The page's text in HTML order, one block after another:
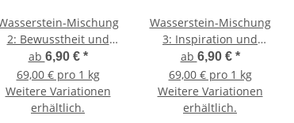
Mischung
2: Bewusstheit und
Balance
ab 6,90 € *
69,00 € pro 1 kg
Weitere Variationen
erhältlich.
Wasserstein-Mischung
3: Inspiration und
Bewusstheit
ab 6,90 € *
69,00 € pro 1 kg
Weitere Variationen
erhältlich.